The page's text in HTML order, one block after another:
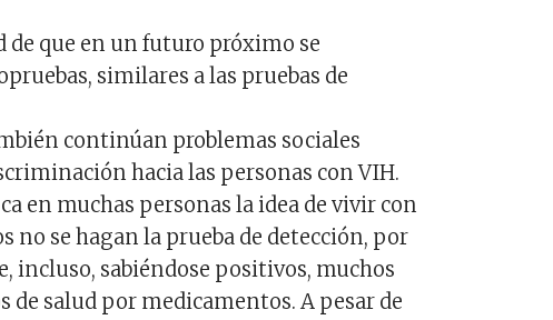
de que en un futuro próximo se
similares a las pruebas de
continúan problemas sociales
hacia las personas con VIH.
en muchas personas la idea de vivir con
no se hagan la prueba de detección, por
incluso, sabiéndose positivos, muchos
de salud por medicamentos. A pesar de